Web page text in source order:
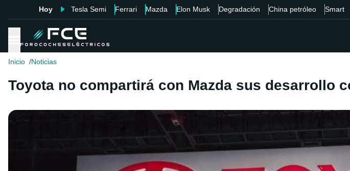
Hoy Tesla Semi Ferrari Mazda Elon Musk Degradación China petróleo Smart
Inicio Noticias
Toyota no compartirá con Mazda sus desarrollo